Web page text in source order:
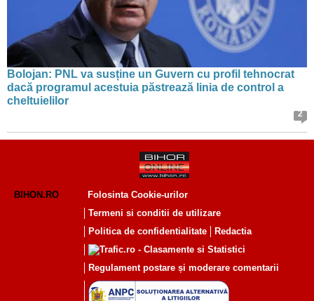
Bolojan: PNL va susține un Guvern cu profil tehnocrat
dacă programul acestuia păstrează linia de control a
cheltuielilor
2
BIHON.RO
Folosinta Cookie-urilor
Termeni si conditii de utilizare
Politica de confidentialitate
Redactia
Regulament postare și moderare comentarii